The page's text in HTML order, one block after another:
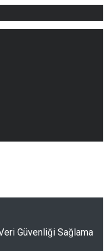
Güvenliği Sağlama